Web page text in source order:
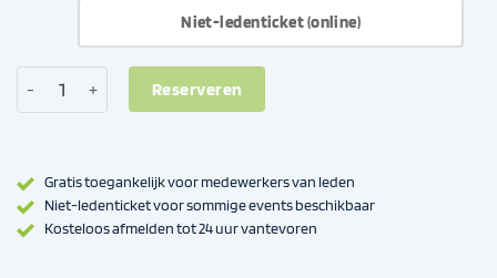
Niet-ledenticket (online)
Security, we spelen op zeker aantal
Reserveren
Gratis toegankelijk voor medewerkers van leden
Niet-ledenticket voor sommige events beschikbaar
Kosteloos afmelden tot 24 uur vantevoren